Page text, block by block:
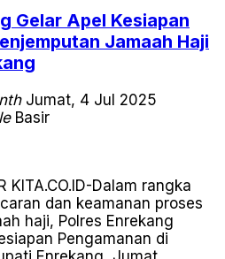
Gelar Apel Kesiapan
Jamaah Haji
Jumat, 4 Jul 2025
Basir
KITA.CO.ID-Dalam rangka
dan keamanan proses
haji, Polres Enrekang
Pengamanan di